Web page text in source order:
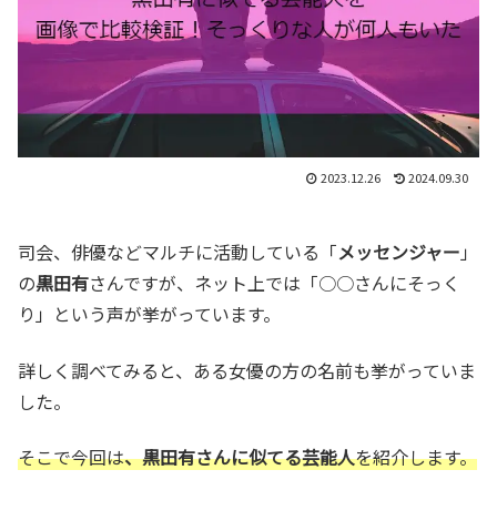
2023.12.26 2024.09.30
司会、俳優などマルチに活動している「メッセンジャー 」
の黒田有さんですが、ネット上では「○○さんにそっく
り」という声が挙がっています。
詳しく調べてみると、ある女優の方の名前も挙がっていま
した。
そこで今回は、黒田有さんに似てる芸能人を紹介します。